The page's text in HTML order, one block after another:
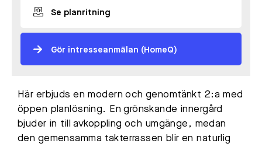
Se planritning
Gör intresseanmälan (HomeQ)
Här erbjuds en modern och genomtänkt 2:a med
öppen planlösning. En grönskande innergård
bjuder in till avkoppling och umgänge, medan
den gemensamma takterrassen blir en naturlig